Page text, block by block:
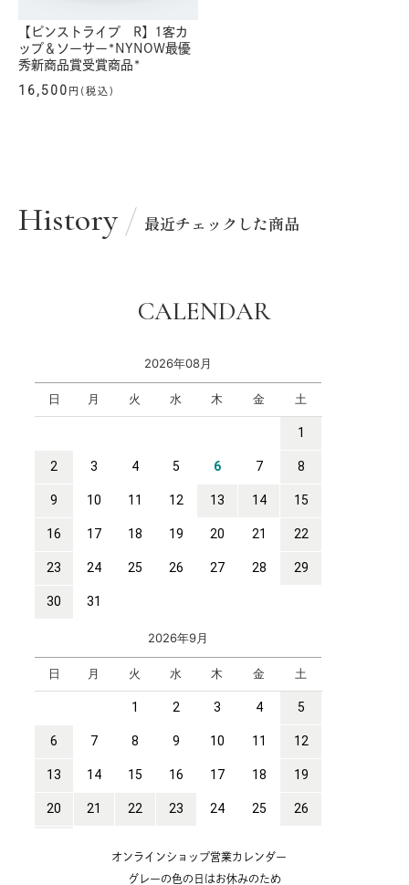
【ピンストライプ R】1客カ
ップ＆ソーサー*NYNOW最優
秀新商品賞受賞商品*
16,500 円(税込)
History 最近チェックした商品
CALENDAR
オンラインショップ営業カレンダー
グレーの色の日はお休みのため